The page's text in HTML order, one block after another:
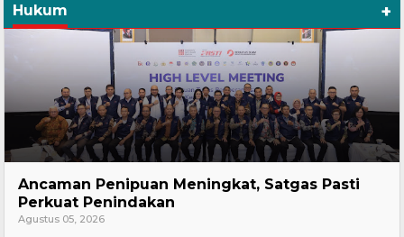
Hukum +
Ancaman Penipuan Meningkat, Satgas Pasti
Perkuat Penindakan
Agustus 05, 2026